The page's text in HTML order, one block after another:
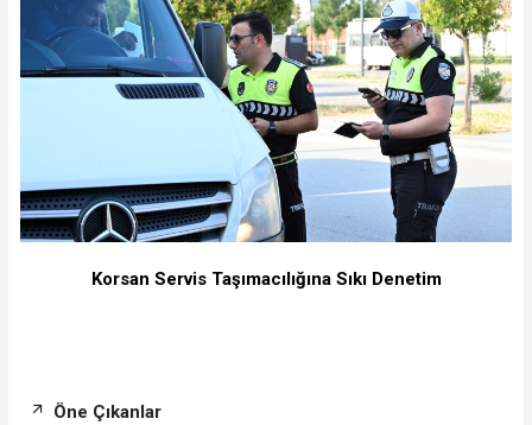
Korsan Servis Taşımacılığına Sıkı Denetim
Öne Çıkanlar